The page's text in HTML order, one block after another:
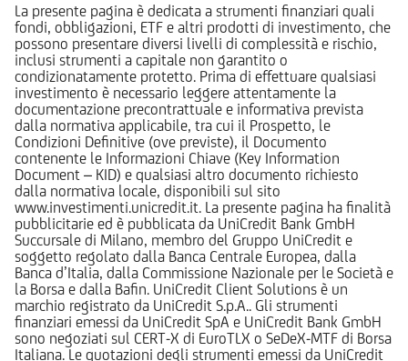
La presente pagina è dedicata a strumenti finanziari quali
fondi, obbligazioni, ETF e altri prodotti di investimento, che
possono presentare diversi livelli di complessità e rischio,
inclusi strumenti a capitale non garantito o
condizionatamente protetto. Prima di effettuare qualsiasi
investimento è necessario leggere attentamente la
documentazione precontrattuale e informativa prevista
dalla normativa applicabile, tra cui il Prospetto, le
Condizioni Definitive (ove previste), il Documento
contenente le Informazioni Chiave (Key Information
Document – KID) e qualsiasi altro documento richiesto
dalla normativa locale, disponibili sul sito
www.investimenti.unicredit.it. La presente pagina ha finalità
pubblicitarie ed è pubblicata da UniCredit Bank GmbH
Succursale di Milano, membro del Gruppo UniCredit e
soggetto regolato dalla Banca Centrale Europea, dalla
Banca d’Italia, dalla Commissione Nazionale per le Società e
la Borsa e dalla Bafin. UniCredit Client Solutions è un
marchio registrato da UniCredit S.p.A.. Gli strumenti
finanziari emessi da UniCredit SpA e UniCredit Bank GmbH
sono negoziati sul CERT-X di EuroTLX o SeDeX-MTF di Borsa
Italiana. Le quotazioni degli strumenti emessi da UniCredit